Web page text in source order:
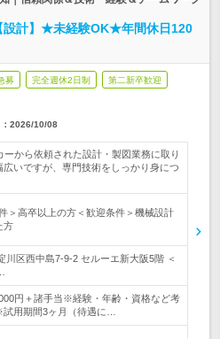
設計】★未経験OK★年間休日120
募 完全週休2日制 第二新卒歓迎
2026/10/08
から依頼された設計・製図業務に取り
いですが、専門技術をしっかり身につ
＞高卒以上の方＜歓迎条件＞機械設計
方
川区西中島7-9-2 セルーエ新大阪5階 ＜
円＋諸手当※経験・年齢・資格など考
用期間3ヶ月（待遇に…